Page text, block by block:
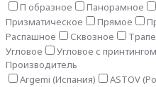
П образное
Панорамное
Призматическое
Прямое
Распашное
Сквозное
Угловое
Угловое с принтингом
Производитель
Argemi (Испания)
ASTOV